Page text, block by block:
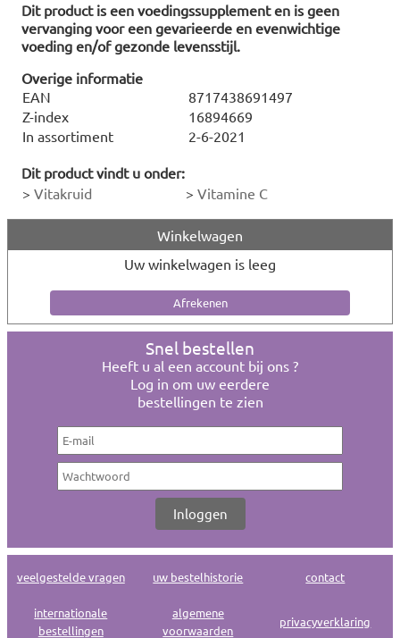
Dit product is een voedingssupplement en is geen
vervanging voor een gevarieerde en evenwichtige
voeding en/of gezonde levensstijl.
Overige informatie
EAN
8717438691497
Z-index
16894669
In assortiment
2-6-2021
Dit product vindt u onder:
> Vitakruid > Vitamine C
Winkelwagen
Uw winkelwagen is leeg
Snel bestellen
Heeft u al een account bij ons ?
Log in om uw eerdere
bestellingen te zien
veelgestelde vragen uw bestelhistorie contact
internationale
bestellingen
algemene
voorwaarden
privacyverklaring